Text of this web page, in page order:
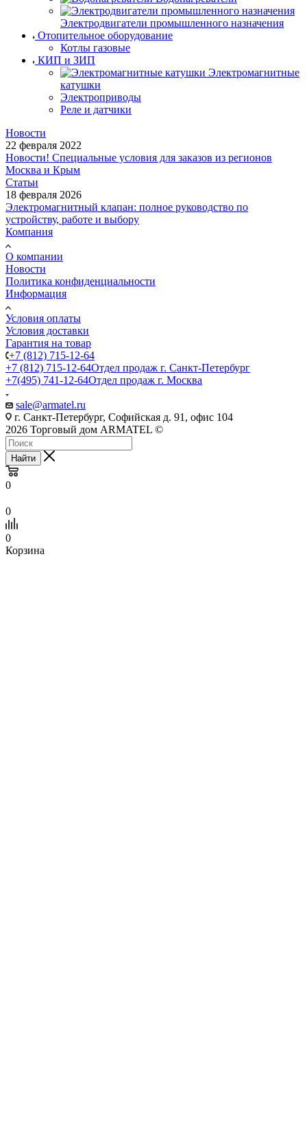
Электродвигатели промышленного назначения
Отопительное оборудование
Котлы газовые
КИП и ЗИП
Электромагнитные
катушки
Электроприводы
Реле и датчики
Новости
22 февраля 2022
Новости! Специальные условия для заказов из регионов
Москва и Крым
Статьи
18 февраля 2026
Электромагнитный клапан: полное руководство по
устройству, работе и выбору
Компания
О компании
Новости
Политика конфиденциальности
Информация
Условия оплаты
Условия доставки
Гарантия на товар
+7 (812) 715-12-64
+7 (812) 715-12-64Отдел продаж г. Санкт-Петербург
+7(495) 741-12-64Отдел продаж г. Москва
sale@armatel.ru
г. Санкт-Петербург, Софийская д. 91, офис 104
2026 Торговый дом ARMATEL ©
Найти
0
0
0
Корзина